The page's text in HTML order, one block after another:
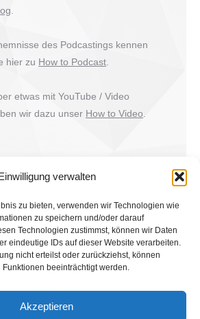
verwalten
zu bieten, verwenden wir Technologien wie
zu speichern und/oder darauf
Technologien zustimmst, können wir Daten
eindeutige IDs auf dieser Website verarbeiten.
nicht erteilst oder zurückziehst, können
beeinträchtigt werden.
Akzeptieren
.
des Podcastings kennen
hier zu How to Podcast.
etwas mit YouTube / Video
wir dazu unser How to Video.